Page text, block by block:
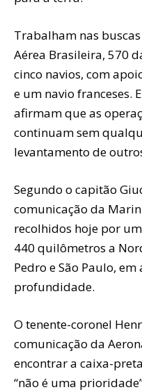
Trabalham nas
Aérea Brasileira, 570
cinco navios, com
e um navio franceses.
afirmam que as
continuam sem
levantamento de
Segundo o capitão
comunicação da
recolhidos hoje por
440 quilômetros a
Pedro e São Paulo,
profundidade.
O tenente-coronel
comunicação da
encontrar a caixa-
“não é uma